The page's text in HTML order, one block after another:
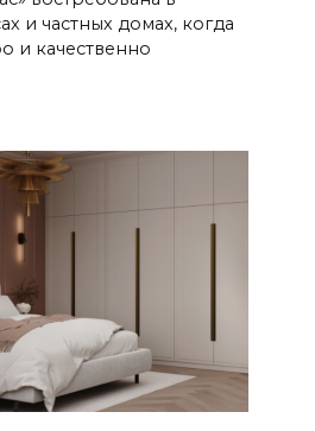
и частных домах, когда
и качественно